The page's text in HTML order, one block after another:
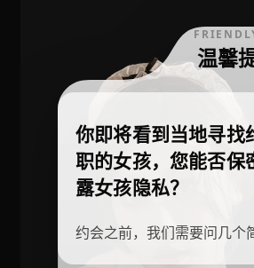
温馨
你即将看到当地寻找
职的女孩，您能否保
露女孩隐私？
约会之前，我们需要问几个